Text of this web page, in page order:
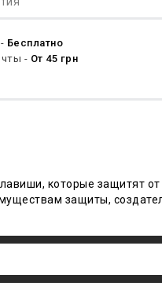
Бесплатно
- От 45 грн
которые защитят
защиты,